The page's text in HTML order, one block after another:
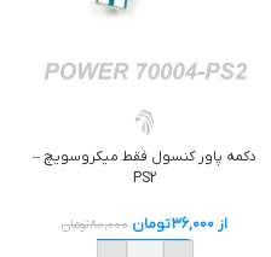
دکمه پاور کنسول فقط ميکروسويچ –
PS2
از 36,000تومان 80,000تومان